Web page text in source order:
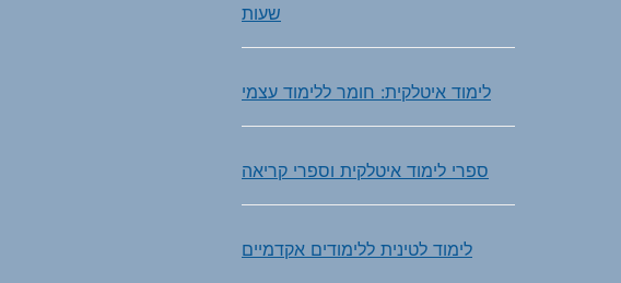
שעות
לימוד איטלקית: חומר ללימוד עצמי
ספרי לימוד איטלקית וספרי קריאה
לימוד לטינית ללימודים אקדמיים